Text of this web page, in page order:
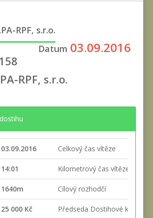
RPF, s.r.o.
Datum 03.09.2016
158
RPF, s.r.o.
03.09.2016 Celkový čas vítěze
14:01 Kilometrový čas vítěze
1640m Cílový rozhodčí
25 000 Kč Předseda Dostihové komise